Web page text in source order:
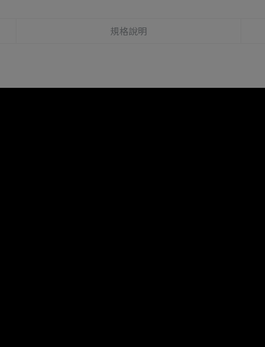
規格說明